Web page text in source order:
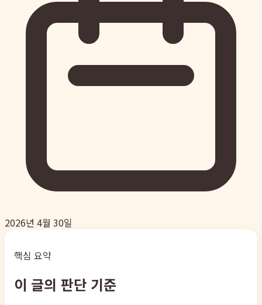
2026년 4월 30일
핵심 요약
이 글의 판단 기준